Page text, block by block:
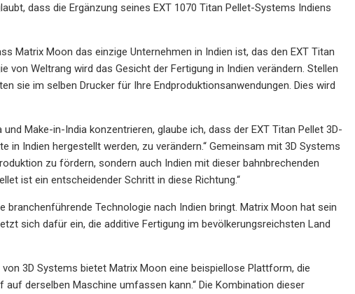
dass die Ergänzung seines EXT 1070 Titan Pellet-Systems Indiens
Matrix Moon das einzige Unternehmen in Indien ist, das den EXT Titan
Weltrang wird das Gesicht der Fertigung in Indien verändern. Stellen
sie im selben Drucker für Ihre Endproduktionsanwendungen. Dies wird
Make-in-India konzentrieren, glaube ich, dass der EXT Titan Pellet 3D-
in Indien hergestellt werden, zu verändern.“ Gemeinsam mit 3D Systems
zu fördern, sondern auch Indien mit dieser bahnbrechenden
ist ein entscheidender Schritt in diese Richtung.“
Technologie nach Indien bringt. Matrix Moon hat sein
sich dafür ein, die additive Fertigung im bevölkerungsreichsten Land
3D Systems bietet Matrix Moon eine beispiellose Plattform, die
derselben Maschine umfassen kann.“ Die Kombination dieser